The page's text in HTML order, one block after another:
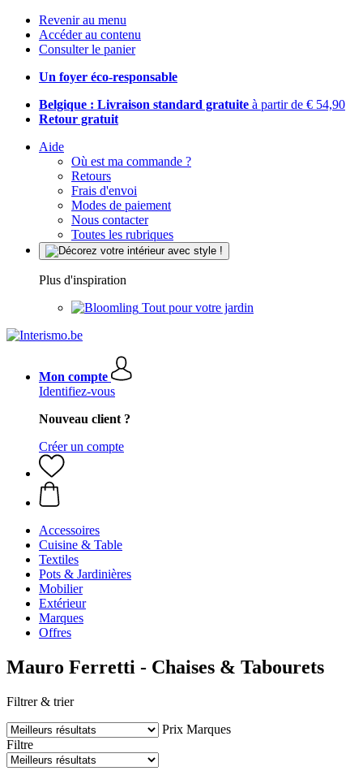
Revenir au menu
Accéder au contenu
Consulter le panier
Un foyer éco-responsable
Belgique : Livraison standard gratuite à partir de € 54,90
Retour gratuit
Aide
Où est ma commande ?
Retours
Frais d'envoi
Modes de paiement
Nous contacter
Toutes les rubriques
Plus d'inspiration
Tout pour votre jardin
Mon compte
Identifiez-vous
Nouveau client ?
Créer un compte
Accessoires
Cuisine & Table
Textiles
Pots & Jardinières
Mobilier
Extérieur
Marques
Offres
Mauro Ferretti - Chaises & Tabourets
Filtrer & trier
Prix Marques
Filtre